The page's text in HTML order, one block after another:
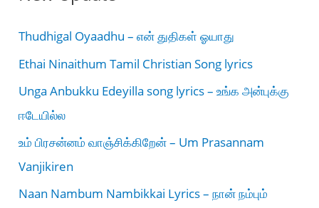
Thudhigal Oyaadhu – என் துதிகள் ஓயாது
Ethai Ninaithum Tamil Christian Song lyrics
Unga Anbukku Edeyilla song lyrics – உங்க அன்புக்கு
ஈடேயில்ல
உம் பிரசன்னம் வாஞ்சிக்கிறேன் – Um Prasannam
Vanjikiren
Naan Nambum Nambikkai Lyrics – நான் நம்பும்